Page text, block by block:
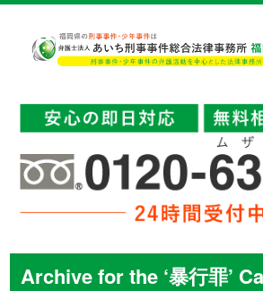
Archive for the ‘暴行罪’